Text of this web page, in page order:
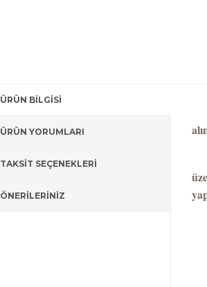
ÜRÜN BİLGİSİ
ÜRÜN YORUMLARI
TAKSİT SEÇENEKLERİ
ÖNERİLERİNİZ
-
-
-